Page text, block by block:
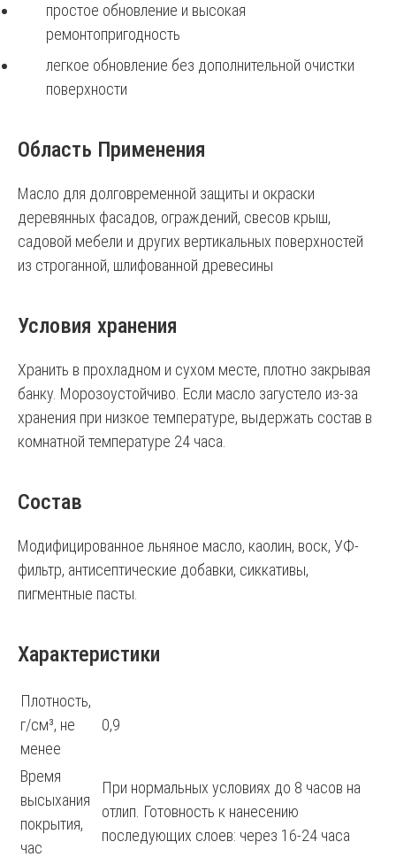
простое обновление и высокая
ремонтопригодность
легкое обновление без дополнительной очистки
поверхности
Область Применения
Масло для долговременной защиты и окраски
деревянных фасадов, ограждений, свесов крыш,
садовой мебели и других вертикальных поверхностей
из строганной, шлифованной древесины
Условия хранения
Хранить в прохладном и сухом месте, плотно закрывая
банку. Морозоустойчиво. Если масло загустело из-за
хранения при низкое температуре, выдержать состав в
комнатной температуре 24 часа.
Состав
Модифицированное льняное масло, каолин, воск, УФ-
фильтр, антисептические добавки, сиккативы,
пигментные пасты.
Характеристики
Плотность,
г/см³, не
менее
0,9
Время
высыхания
покрытия,
час
При нормальных условиях до 8 часов на
отлип. Готовность к нанесению
последующих слоев: через 16-24 часа